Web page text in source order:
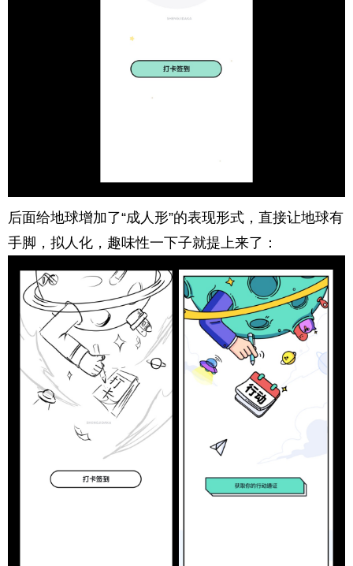
后面给地球增加了“成人形”的表现形式，直接让地球有
手脚，拟人化，趣味性一下子就提上来了：